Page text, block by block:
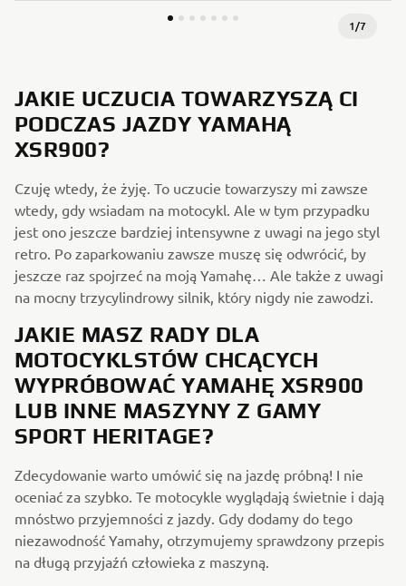
1/7
JAKIE UCZUCIA TOWARZYSZĄ CI
PODCZAS JAZDY YAMAHĄ
XSR900?
Czuję wtedy, że żyję. To uczucie towarzyszy mi zawsze
wtedy, gdy wsiadam na motocykl. Ale w tym przypadku
jest ono jeszcze bardziej intensywne z uwagi na jego styl
retro. Po zaparkowaniu zawsze muszę się odwrócić, by
jeszcze raz spojrzeć na moją Yamahę… Ale także z uwagi
na mocny trzycylindrowy silnik, który nigdy nie zawodzi.
JAKIE MASZ RADY DLA
MOTOCYKLSTÓW CHCĄCYCH
WYPRÓBOWAĆ YAMAHĘ XSR900
LUB INNE MASZYNY Z GAMY
SPORT HERITAGE?
Zdecydowanie warto umówić się na jazdę próbną! I nie
oceniać za szybko. Te motocykle wyglądają świetnie i dają
mnóstwo przyjemności z jazdy. Gdy dodamy do tego
niezawodność Yamahy, otrzymujemy sprawdzony przepis
na długą przyjaźń człowieka z maszyną.